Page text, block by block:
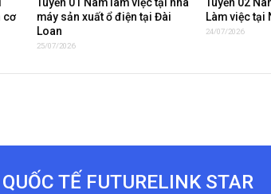
cơ
Tuyển 01 Nam làm việc tại nhà
máy sản xuất ổ điện tại Đài
Loan
25/07/2026
Tuyển 02
Làm việc tại
24/07/2026
TẾ FUTURELINK STAR